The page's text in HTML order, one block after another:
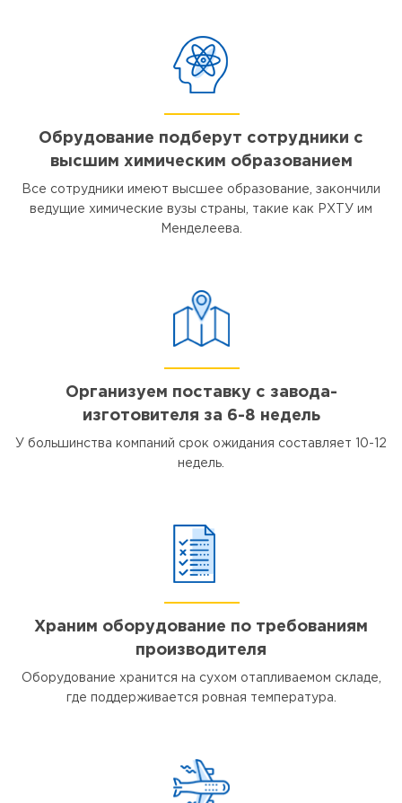
Обрудование подберут сотрудники с
высшим химическим образованием
Все сотрудники имеют высшее образование, закончили
ведущие химические вузы страны, такие как РХТУ им
Менделеева.
Организуем поставку с завода-
изготовителя за 6-8 недель
У большинства компаний срок ожидания составляет 10-12
недель.
Храним оборудование по требованиям
производителя
Оборудование хранится на сухом отапливаемом складе,
где поддерживается ровная температура.